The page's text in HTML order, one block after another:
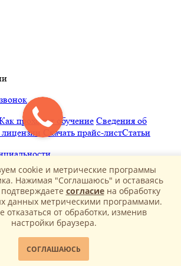
проходит обучение Сведения об
Скачать прайс-листСтатьи
cookie и метрические программы
Нажимая "Соглашаюсь" и оставаясь
согласиена обработку
данных метрическими программами.
отказаться от обработки, изменив
настройки браузера.
СОГЛАШАЮСЬ